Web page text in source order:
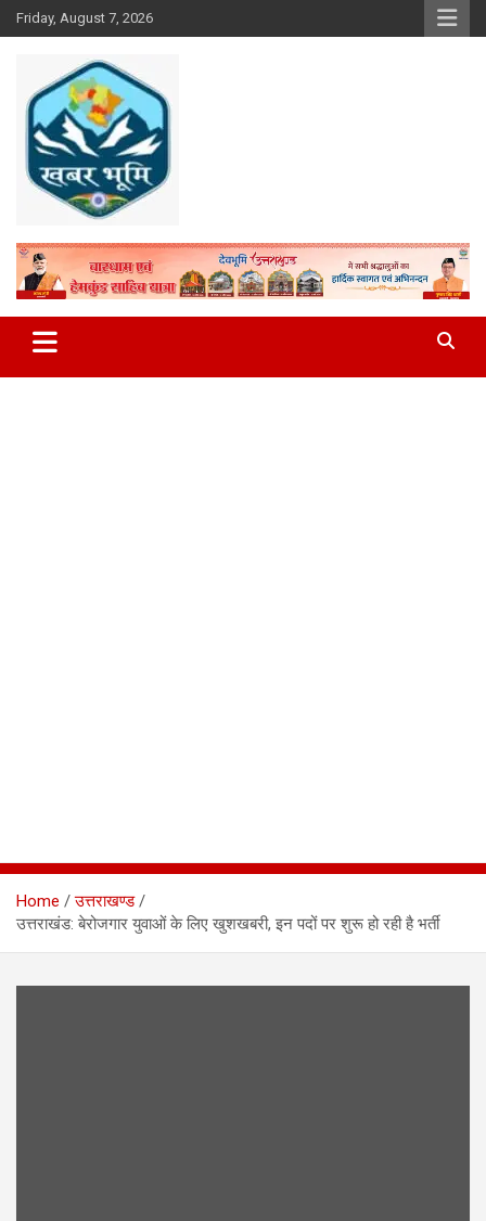
Skip
to
Friday, August 7, 2026
Khabar Bhumi
Home
उत्तराखण्ड
उत्तराखंड: बेरोजगार युवाओं के लिए खुशखबरी, इन पदों पर शुरू हो रही है भर्ती